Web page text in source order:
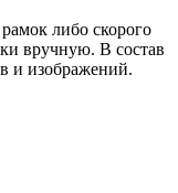
либо скорого
вручную. В состав
и изображений.